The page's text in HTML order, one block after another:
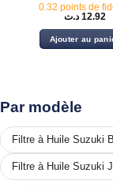
0.32 points de
12.92 د.ت
Ajouter au
Par modèle
Filtre à Huile Suzuki
Filtre à Huile Suzuki